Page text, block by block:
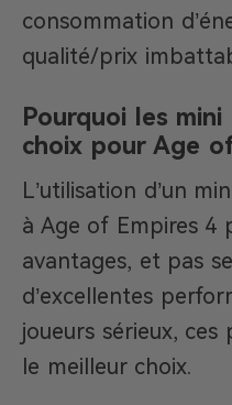
consommation
qualité/prix
Pourquoi les
choix pour Age
L’utilisation d’un
à Age of Empires 4
avantages, et pas
d’excellentes
joueurs sérieux,
le meilleur choix.